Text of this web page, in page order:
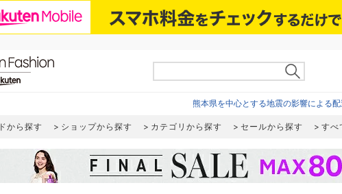
熊本県を中心とする地震の影響による
から探す ショップから探す カテゴリから探す セールから探す すべ